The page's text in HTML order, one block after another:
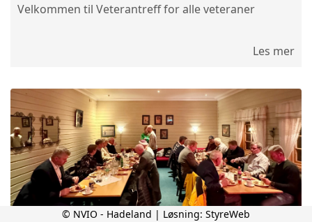
Velkommen til Veterantreff for alle veteraner
Les mer
© NVIO - Hadeland | Løsning: StyreWeb